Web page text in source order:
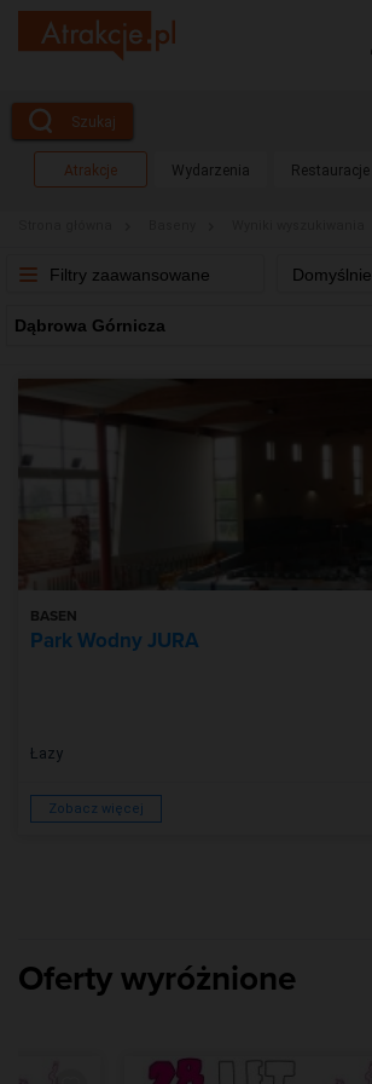
Szukaj
Atrakcje Wydarzenia Restauracje
Filtry zaawansowane Domyślnie
Dąbrowa Górnicza
BASEN
Park Wodny JURA
Łazy
Zobacz więcej
Oferty wyróżnione